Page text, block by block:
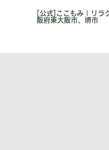
[公式]ここもみ | リラ
阪府東大阪市、堺市